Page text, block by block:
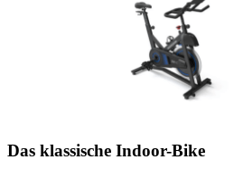
Das klassische Indoor-Bike